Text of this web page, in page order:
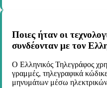
Ποιες ήταν οι
συνδέονταν με τον
Ο Ελληνικός Τηλεγράφος
γραμμές, τηλεγραφικά
μηνυμάτων μέσω